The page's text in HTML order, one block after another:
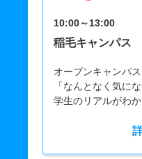
10:00～13:00
稲毛キャンパス
オープンキャンパス
「なんとなく気に
学生のリアルがわか